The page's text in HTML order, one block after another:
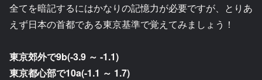
全てを暗記するにはかなりの記憶力が必要ですが、とりあ
えず日本の首都である東京基準で覚えてみましょう！
東京郊外で9b(-3.9 ～ -1.1)
東京都心部で10a(-1.1 ～ 1.7)